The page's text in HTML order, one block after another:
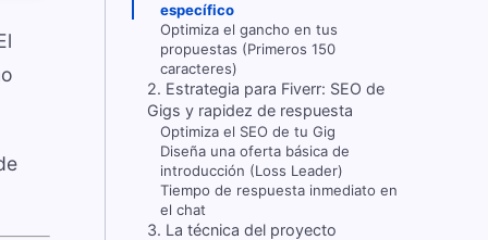
específico
Optimiza el gancho en tus
propuestas (Primeros 150
caracteres)
2. Estrategia para Fiverr: SEO de
Gigs y rapidez de respuesta
Optimiza el SEO de tu Gig
Diseña una oferta básica de
introducción (Loss Leader)
Tiempo de respuesta inmediato en
el chat
3. La técnica del proyecto